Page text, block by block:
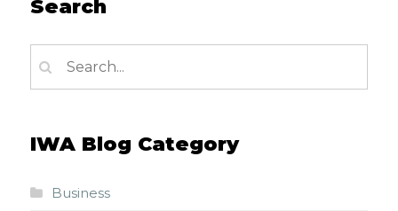
Search
IWA Blog Category
Business